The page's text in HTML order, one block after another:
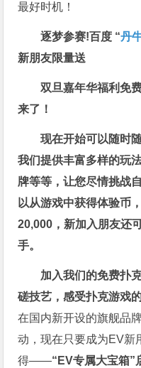
最好时机！
逐梦参赛!百度 “丹
新朋友限量送
双旦嘉年华福利免
来了！
现在开始可以随时
我们提供丰富多样的玩
牌等等，让您尽情挑战
以从游戏中获得体验币
20,000，新加入朋友还
手。
加入我们的免费扑
磋技艺，感受扑克游戏
在国内新开设的旗舰品
动，现在只要成为EV新
得——“EV专属大宝箱”